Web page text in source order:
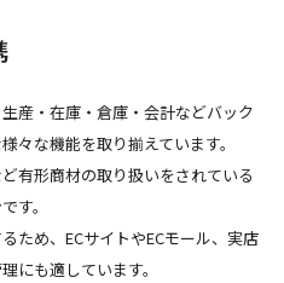
産・在庫・倉庫・会計などバック
々な機能を取り揃えています。
有形商材の取り扱いをされている
す。
ため、ECサイトやECモール、実店
にも適しています。